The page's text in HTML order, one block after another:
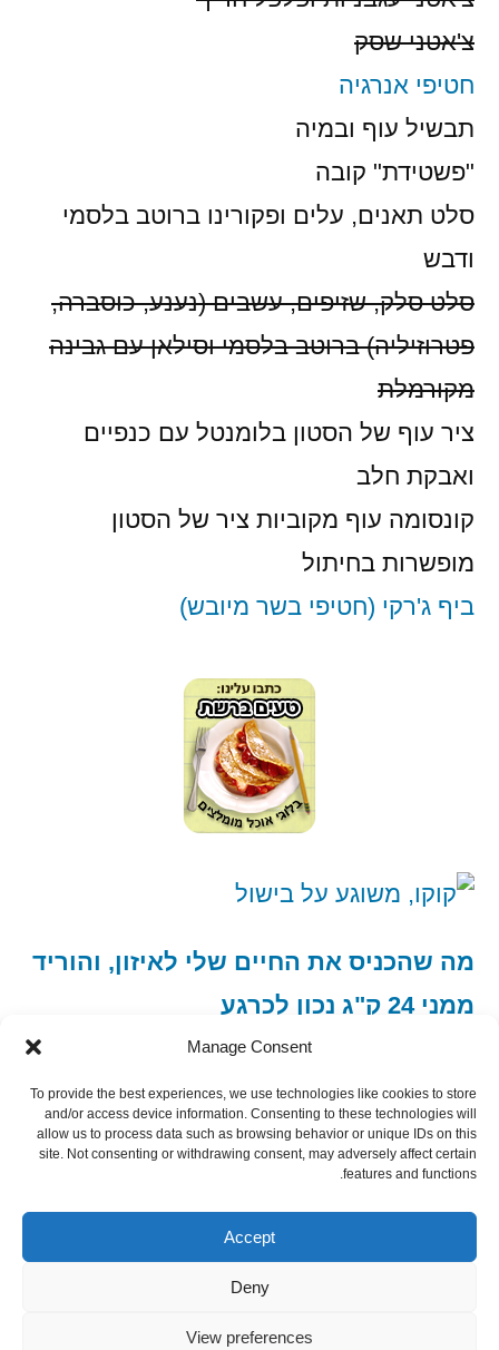
Manage Consent
To provide the best experiences, we use technologies like cookies to store
and/or access device information. Consenting to these technologies will
allow us to process data such as browsing behavior or unique IDs on this
site. Not consenting or withdrawing consent, may adversely affect certain
features and functions.
Accept
Deny
View preferences
צ'אטני שסק
חטיפי אנרגיה
תבשיל עוף ובמיה
"פשטידת" קובה
סלט תאנים, עלים ופקורינו ברוטב בלסמי
ודבש
סלט סלק, שזיפים, עשבים (נענע, כוסברה,
פטרוזיליה) ברוטב בלסמי וסילאן עם גבינה
מקורמלת
ציר עוף של הסטון בלומנטל עם כנפיים
ואבקת חלב
קונסומה עוף מקוביות ציר של הסטון
מופשרות בחיתול
ביף ג'רקי (חטיפי בשר מיובש)
מה שהכניס את החיים שלי לאיזון, והוריד
ממני 24 ק"ג נכון לכרגע
Subscribe via RSS
פועל על WordPress.Privacy